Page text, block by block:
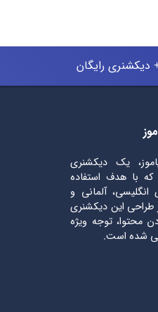
دیکشنری رایگان
یک دیکشنری
که با هدف استفاده
انگلیسی، آلمانی و
این دیکشنری
محتوا، توجه ویژه
شده است.